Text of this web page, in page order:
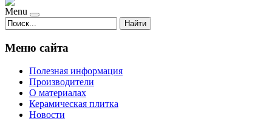
Menu
Найти
Меню сайта
Полезная информация
Производители
О материалах
Керамическая плитка
Новости